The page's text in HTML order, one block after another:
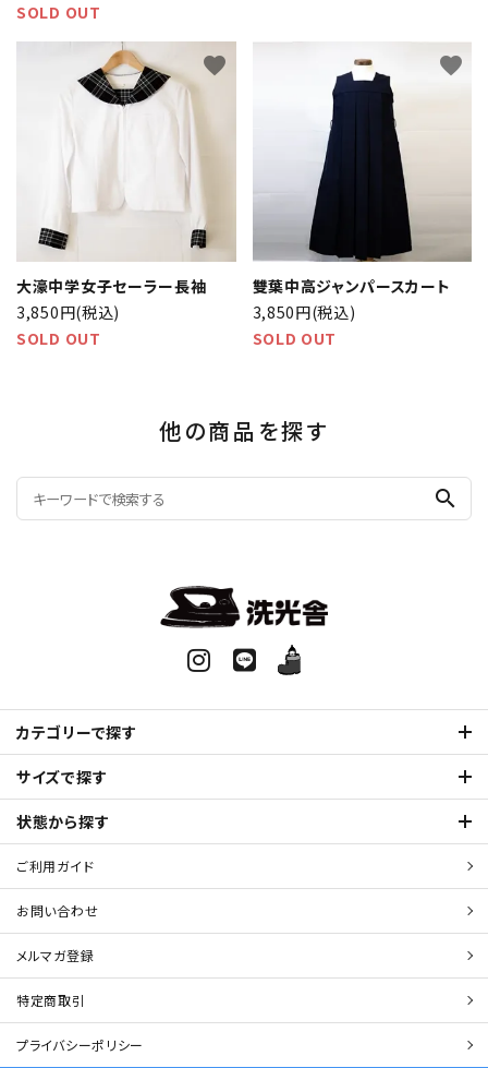
SOLD OUT
大濠中学女子セーラー長袖
3,850円(税込)
SOLD OUT
favorite
雙葉中高ジャンパースカート
3,850円(税込)
SOLD OUT
favorite
他の商品を探す
search
カテゴリーで探す
サイズで探す
状態から探す
ご利用ガイド
お問い合わせ
メルマガ登録
特定商取引
プライバシーポリシー